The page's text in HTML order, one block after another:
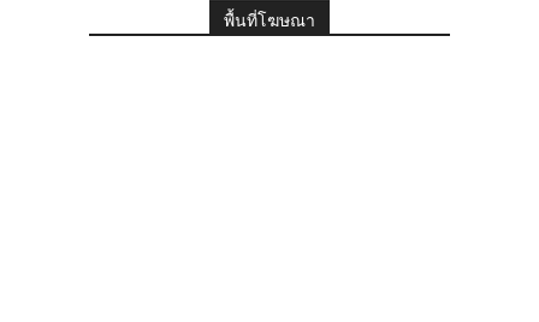
พื้นที่โฆษณา